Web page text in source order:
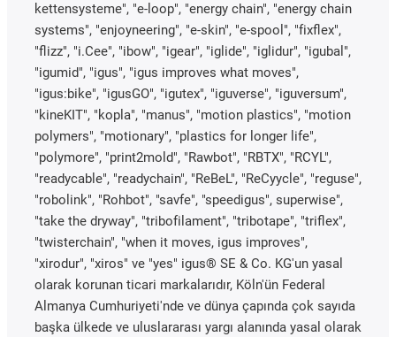
kettensysteme", "e-loop", "energy chain", "energy chain
systems", "enjoyneering", "e-skin", "e-spool", "fixflex",
"flizz", "i.Cee", "ibow", "igear", "iglide", "iglidur", "igubal",
"igumid", "igus", "igus improves what moves",
"igus:bike", "igusGO", "igutex", "iguverse", "iguversum",
"kineKIT", "kopla", "manus", "motion plastics", "motion
polymers", "motionary", "plastics for longer life",
"polymore", "print2mold", "Rawbot", "RBTX", "RCYL",
"readycable", "readychain", "ReBeL", "ReCyycle", "reguse",
"robolink", "Rohbot", "savfe", "speedigus", superwise",
"take the dryway", "tribofilament", "tribotape", "triflex",
"twisterchain", "when it moves, igus improves",
"xirodur", "xiros" ve "yes" igus® SE & Co. KG'un yasal
olarak korunan ticari markalarıdır, Köln'ün Federal
Almanya Cumhuriyeti'nde ve dünya çapında çok sayıda
başka ülkede ve uluslararası yargı alanında yasal olarak